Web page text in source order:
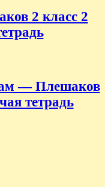
2 класс 2
— Плешаков
тетрадь